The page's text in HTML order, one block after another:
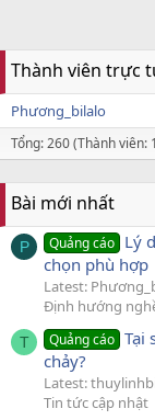
Thành viên trực
Phương_bilalo
Tổng: 260 (Thành viên:
Bài mới nhất
P Quảng cáo Lý
chọn phù hợp
Latest:
Định hướng
T Quảng cáo Tại
chảy?
Latest:
Tin tức cập nhật